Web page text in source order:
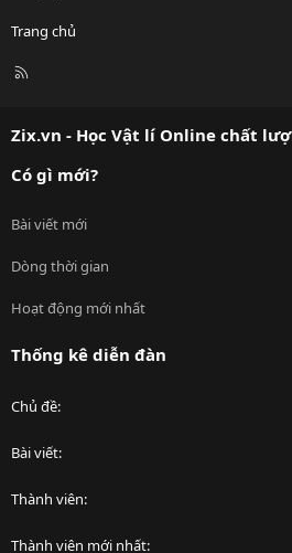
Trang chủ
R
Zix.vn - Học Vật lí Online chất
Có gì mới?
Bài viết mới
Dòng thời gian
Hoạt động mới nhất
Thống kê diễn đàn
Chủ đề
Bài viết
Thành viên
Thành viên mới nhất